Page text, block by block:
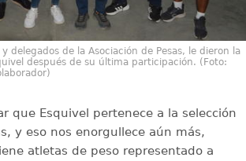
delegados de la Asociación de Pesas, le dieron la
después de su última participación. (Foto:
que Esquivel pertenece a la selección
y eso nos enorgullece aún más,
atletas de peso representado a